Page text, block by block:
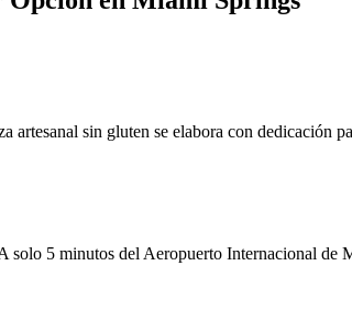
sin gluten se elabora con dedicación
5 minutos del Aeropuerto Internacional de